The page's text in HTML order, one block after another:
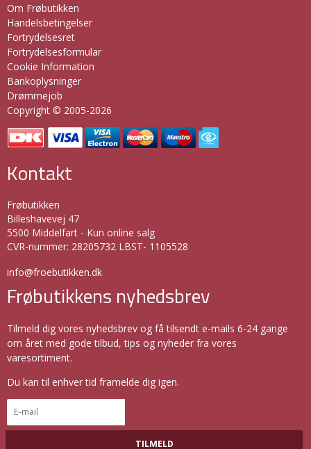
Om Frøbutikken
Handelsbetingelser
Fortrydelsesret
Fortrydelsesformular
Cookie Information
Bankoplysninger
Drømmejob
Copyright © 2005-2026
Kontakt
Frøbutikken
Billeshavevej 47
5500 Middelfart - Kun online salg
CVR-nummer: 28205732 LBST- 1105528
info@froebutikken.dk
Frøbutikkens nyhedsbrev
Tilmeld dig vores nyhedsbrev og få tilsendt e-mails 6-24 gange
om året med gode tilbud, tips og nyheder fra vores
varesortiment.
Du kan til enhver tid framelde dig igen.
TILMELD